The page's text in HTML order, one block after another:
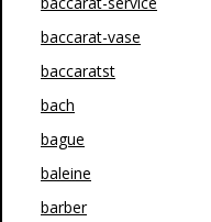
baccarat-vase
baccaratst
bach
bague
baleine
barber